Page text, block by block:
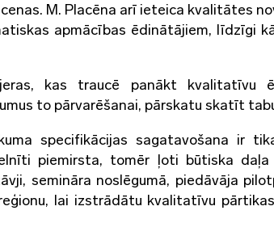
M. Placēna arī ieteica kvalitātes
apmācības ēdinātājiem, līdzīgi
kas traucē panākt kvalitatīvu
to pārvarēšanai, pārskatu skatīt
specifikācijas sagatavošana ir
piemirsta, tomēr ļoti būtiska
semināra noslēgumā, piedāvāja
lai izstrādātu kvalitatīvu